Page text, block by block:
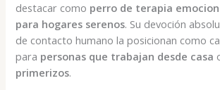
destacar como perro de terapia
para hogares serenos. Su devoción
de contacto humano la posicionan como
para personas que trabajan desde casa
primerizos.